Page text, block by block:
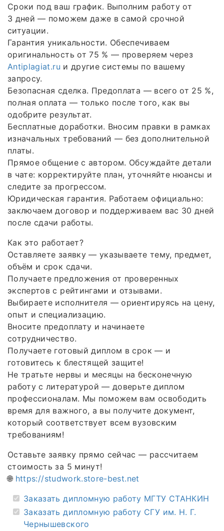
Сроки под ваш график. Выполним работу от
3 дней — поможем даже в самой срочной
ситуации.
Гарантия уникальности. Обеспечиваем
оригинальность от 75 % — проверяем через
Antiplagiat.ru и другие системы по вашему
запросу.
Безопасная сделка. Предоплата — всего от 25 %,
полная оплата — только после того, как вы
одобрите результат.
Бесплатные доработки. Вносим правки в рамках
изначальных требований — без дополнительной
платы.
Прямое общение с автором. Обсуждайте детали
в чате: корректируйте план, уточняйте нюансы и
следите за прогрессом.
Юридическая гарантия. Работаем официально:
заключаем договор и поддерживаем вас 30 дней
после сдачи работы.
Как это работает?
Оставляете заявку — указываете тему, предмет,
объём и срок сдачи.
Получаете предложения от проверенных
экспертов с рейтингами и отзывами.
Выбираете исполнителя — ориентируясь на цену,
опыт и специализацию.
Вносите предоплату и начинаете
сотрудничество.
Получаете готовый диплом в срок — и
готовитесь к блестящей защите!
Не тратьте нервы и месяцы на бесконечную
работу с литературой — доверьте диплом
профессионалам. Мы поможем вам освободить
время для важного, а вы получите документ,
который соответствует всем вузовским
требованиям!
Оставьте заявку прямо сейчас — рассчитаем
стоимость за 5 минут!
🌐 https://studwork.store-best.net
Заказать дипломную работу МГТУ СТАНКИН
Заказать дипломную работу СГУ им. Н. Г.
Чернышевского